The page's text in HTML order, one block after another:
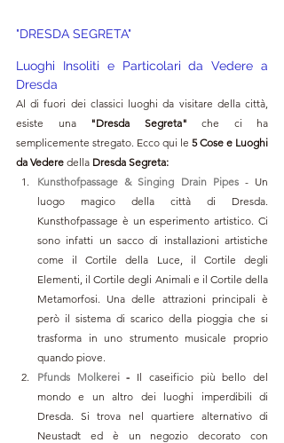
"DRESDA SEGRETA"
Luoghi Insoliti e Particolari da Vedere a
Dresda
Al di fuori dei classici luoghi da visitare della città,
esiste una
"Dresda Segreta" che ci ha
semplicemente stregato. Ecco qui le 5 Cose e Luoghi
da Vedere della Dresda Segreta:
Kunsthofpassage & Singing Drain Pipes - Un
luogo magico della città di Dresda.
Kunsthofpassage è un esperimento artistico. Ci
sono infatti un sacco di installazioni artistiche
come il Cortile della Luce, il Cortile degli
Elementi, il Cortile degli Animali e il Cortile della
Metamorfosi. Una delle attrazioni principali è
però il sistema di scarico della pioggia che si
trasforma in uno strumento musicale proprio
quando piove.
Pfunds Molkerei - Il caseificio più bello del
mondo e un altro dei luoghi imperdibili di
Dresda. Si trova nel quartiere alternativo di
Neustadt ed è un negozio decorato con